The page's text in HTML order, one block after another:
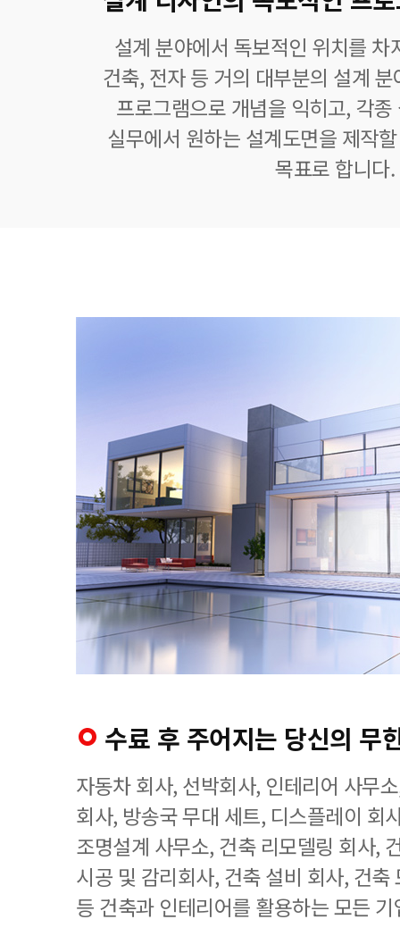
설계 분야에서 독보적인 위치를 차
건축, 전자 등 거의 대부분의 설계
프로그램으로 개념을 익히고, 각
실무에서 원하는 설계도면을 제작
목표로 합니다.
수료 후 주어지는 당신의 무
자동차 회사, 선박회사, 인테리어 사무
회사, 방송국 무대 세트, 디스플레이 회
조명설계 사무소, 건축 리모델링 회사,
시공 및 감리회사, 건축 설비 회사, 건축
등 건축과 인테리어를 활용하는 모든